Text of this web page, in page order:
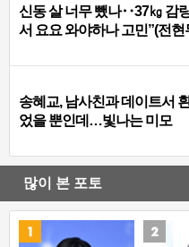
신동 살 너무 뺐나‥37㎏ 감
서 요요 와야하나 고민”(전현
송혜교, 남사친과 데이트서
었을 뿐인데…빛나는 미모
많이 본 포토